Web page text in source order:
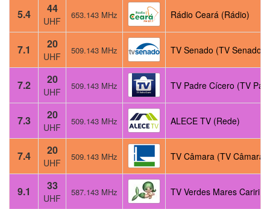
5.4 44
UHF
653.143 MHz Rádio Ceará (Rádio)
7.1 20
UHF
509.143 MHz TV Senado (TV Senado)
7.2 20
UHF
509.143 MHz TV Padre Cícero (TV
7.3 20
UHF
509.143 MHz ALECE TV (Rede)
7.4 20
UHF
509.143 MHz TV Câmara (TV Câmara)
9.1 33
UHF
587.143 MHz TV Verdes Mares Cariri